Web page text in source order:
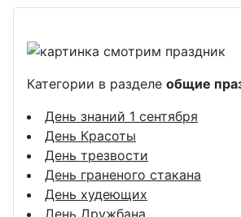
Категории в разделе общие
День знаний 1 сентября
День Красоты
День трезвости
День граненого стакана
День худеющих